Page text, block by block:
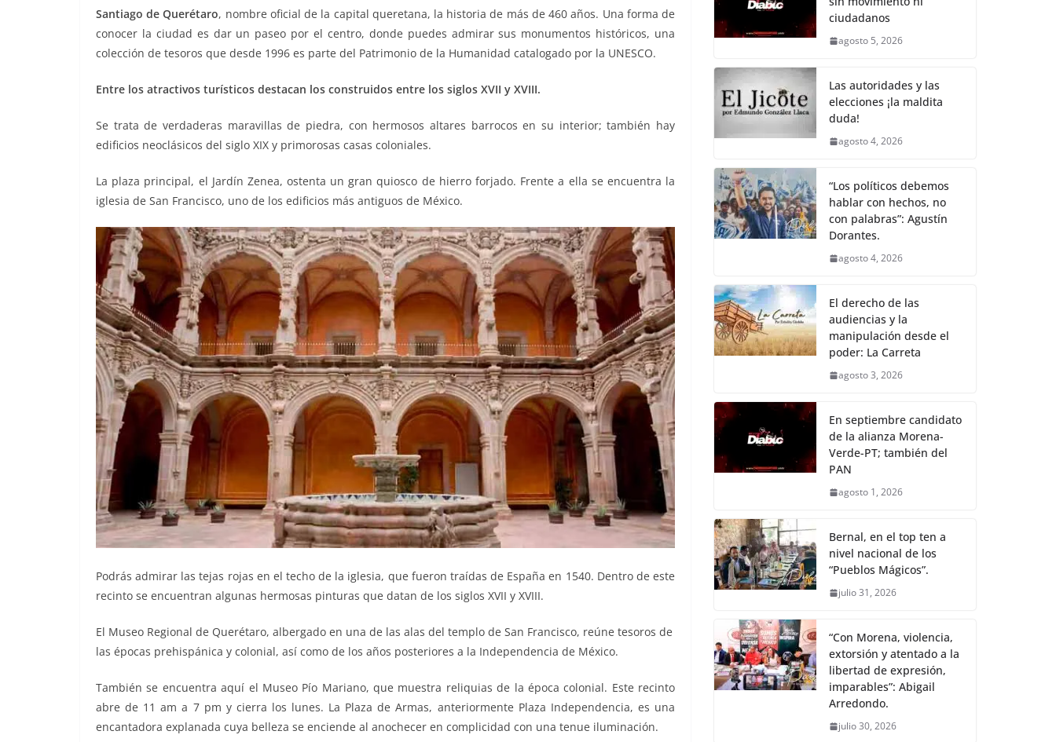
o
k
p k
Santiago de Querétaro, nombre oficial de la capital queretana, la historia de más de 460 años. Una forma de
conocer la ciudad es dar un paseo por el centro, donde puedes admirar sus monumentos históricos, una
colección de tesoros que desde 1996 es parte del Patrimonio de la Humanidad catalogado por la UNESCO.
Entre los atractivos turísticos destacan los construidos entre los siglos XVII y XVIII.
Se trata de verdaderas maravillas de piedra, con hermosos altares barrocos en su interior; también hay
edificios neoclásicos del siglo XIX y primorosas casas coloniales.
La plaza principal, el Jardín Zenea, ostenta un gran quiosco de hierro forjado. Frente a ella se encuentra la
iglesia de San Francisco, uno de los edificios más antiguos de México.
Podrás admirar las tejas rojas en el techo de la iglesia, que fueron traídas de España en 1540. Dentro de este
recinto se encuentran algunas hermosas pinturas que datan de los siglos XVII y XVIII.
El Museo Regional de Querétaro, albergado en una de las alas del templo de San Francisco, reúne tesoros de
las épocas prehispánica y colonial, así como de los años posteriores a la Independencia de México.
También se encuentra aquí el Museo Pío Mariano, que muestra reliquias de la época colonial. Este recinto
abre de 11 am a 7 pm y cierra los lunes. La Plaza de Armas, anteriormente Plaza Independencia, es una
encantadora explanada cuya belleza se enciende al anochecer en complicidad con una tenue iluminación.
b
o
o
k
A
p
Li
n
a
ciudadanos
agosto 5, 2026
Las autoridades y las
elecciones ¡la maldita
duda!
agosto 4, 2026
“Los políticos debemos
hablar con hechos, no
con palabras”: Agustín
Dorantes.
agosto 4, 2026
El derecho de las
audiencias y la
manipulación desde el
poder: La Carreta
agosto 3, 2026
En septiembre candidato
de la alianza Morena-
Verde-PT; también del
PAN
agosto 1, 2026
Bernal, en el top ten a
nivel nacional de los
“Pueblos Mágicos”.
julio 31, 2026
“Con Morena, violencia,
extorsión y atentado a la
libertad de expresión,
imparables”: Abigail
Arredondo.
julio 30, 2026